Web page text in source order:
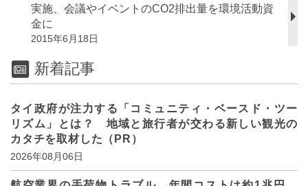
実施、会議やイベントのCO2排出量を環境活動資
金に
2015年6月18日
新着記事
タイ政府が注力する「コミュニティ・ベースド・ツー
リズム」とは？ 地域と旅行者が交わる新しい観光の
カタチを取材した（PR）
2026年08月06日